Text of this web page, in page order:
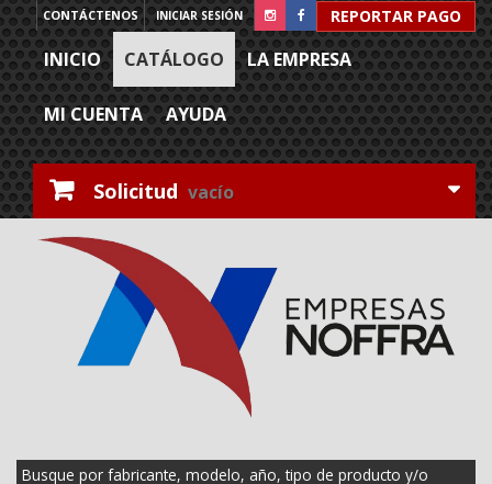
REPORTAR PAGO
INICIAR SESIÓN
CONTÁCTENOS
INICIO CATÁLOGO LA EMPRESA
MI CUENTA AYUDA
Solicitud vacío
Busque por fabricante, modelo, año, tipo de producto y/o